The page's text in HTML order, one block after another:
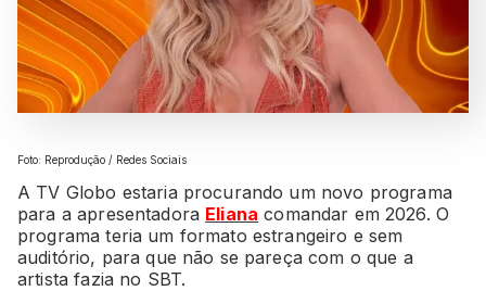
Foto: Reprodução / Redes Sociais
A TV Globo estaria procurando um novo programa
para a apresentadora Eliana comandar em 2026. O
programa teria um formato estrangeiro e sem
auditório, para que não se pareça com o que a
artista fazia no SBT.